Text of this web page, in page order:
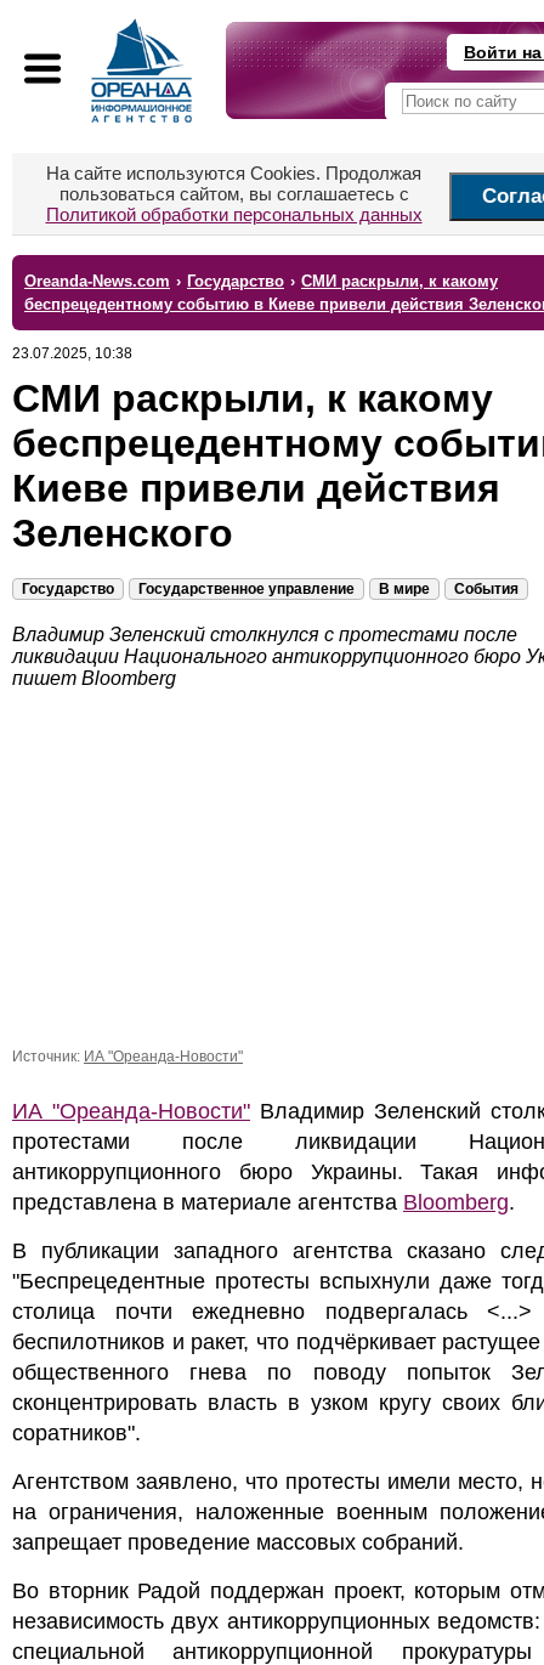
Войти
На сайте используются Cookies. Продолжая
пользоваться сайтом, вы соглашаетесь с
Политикой обработки персональных данных
Oreanda-News.com › Государство › СМИ раскрыли, к какому
беспрецедентному событию в Киеве привели действия
23.07.2025, 10:38
СМИ раскрыли, к какому
беспрецедентному
Киеве привели действия
Зеленского
Государство Государственное управление В мире События
Владимир Зеленский столкнулся с протестами после
ликвидации Национального антикоррупционного бюро
пишет Bloomberg
Источник: ИА "Ореанда-Новости"
ИА "Ореанда-Новости" Владимир Зеленский
протестами после ликвидации
антикоррупционного бюро Украины. Такая
представлена в материале агентства Bloomberg.
В публикации западного агентства сказано
"Беспрецедентные протесты вспыхнули даже
столица почти ежедневно подвергалась <...>
беспилотников и ракет, что подчёркивает
общественного гнева по поводу попыток
сконцентрировать власть в узком кругу своих
соратников".
Агентством заявлено, что протесты имели место,
на ограничения, наложенные военным
запрещает проведение массовых собраний.
Во вторник Радой поддержан проект, которым
независимость двух антикоррупционных
специальной антикоррупционной